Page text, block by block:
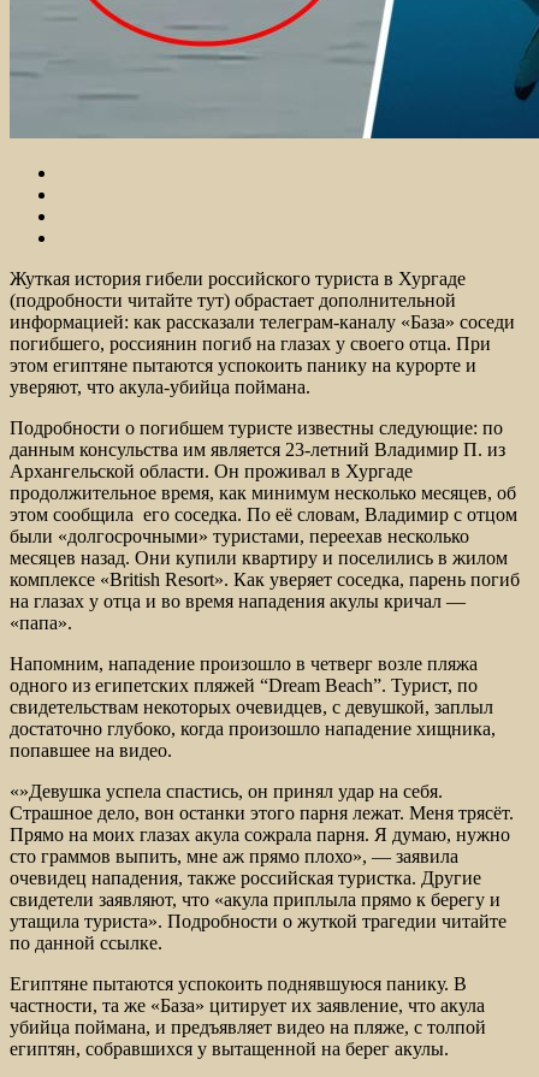
Жуткая история гибели российского туриста в Хургаде
(подробности читайте тут) обрастает дополнительной
информацией: как рассказали телеграм-каналу «База» соседи
погибшего, россиянин погиб на глазах у своего отца. При
этом египтяне пытаются успокоить панику на курорте и
уверяют, что акула-убийца поймана.
Подробности о погибшем туристе известны следующие: по
данным консульства им является 23-летний Владимир П. из
Архангельской области. Он проживал в Хургаде
продолжительное время, как минимум несколько месяцев, об
этом сообщила его соседка. По её словам, Владимир с отцом
были «долгосрочными» туристами, переехав несколько
месяцев назад. Они купили квартиру и поселились в жилом
комплексе «British Resort». Как уверяет соседка, парень погиб
на глазах у отца и во время нападения акулы кричал —
«папа».
Напомним, нападение произошло в четверг возле пляжа
одного из египетских пляжей “Dream Beach”. Турист, по
свидетельствам некоторых очевидцев, с девушкой, заплыл
достаточно глубоко, когда произошло нападение хищника,
попавшее на видео.
«»Девушка успела спастись, он принял удар на себя.
Страшное дело, вон останки этого парня лежат. Меня трясёт.
Прямо на моих глазах акула сожрала парня. Я думаю, нужно
сто граммов выпить, мне аж прямо плохо», — заявила
очевидец нападения, также российская туристка. Другие
свидетели заявляют, что «акула приплыла прямо к берегу и
утащила туриста». Подробности о жуткой трагедии читайте
по данной ссылке.
Египтяне пытаются успокоить поднявшуюся панику. В
частности, та же «База» цитирует их заявление, что акула
убийца поймана, и предъявляет видео на пляже, с толпой
египтян, собравшихся у вытащенной на берег акулы.